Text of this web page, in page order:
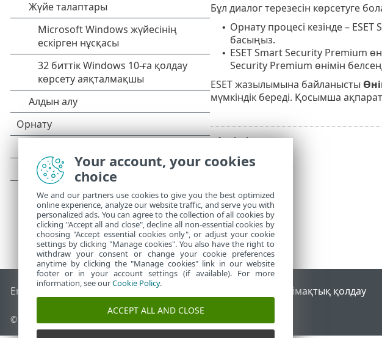
Бұл диалог терезесін көрсетуге
• Орнату процесі кезінде –
басыңыз.
• ESET Smart Security Premium
Security Premium өнімін
ESET жазылымына байланысты
мүмкіндік береді. Қосымша
End of Life ESET білім қоры ESET форумы Аймақтық қолдау
© 1992 - 2026 ESET, spol. s r.o. - Барлық құқықтары қорғалған.
Your account, your cookies
choice
We and our partners use cookies to give you the best optimized
online experience, analyze our website traffic, and serve you with
personalized ads. You can agree to the collection of all cookies by
clicking "Accept all and close", decline all non-essential cookies by
choosing "Accept essential cookies only", or adjust your cookie
settings by clicking "Manage cookies". You also have the right to
withdraw your consent or change your cookie preferences
anytime by clicking the "Manage cookies" link in our website
footer or in your account settings (if available). For more
information, see ourCookie Policy.
ACCEPT ALL AND CLOSE